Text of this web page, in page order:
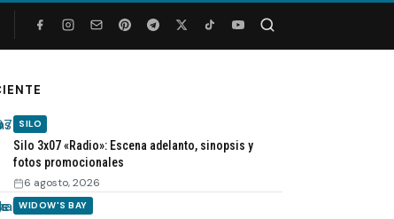
SILO
Silo 3x07 «Radio»: Escena adelanto, sinopsis y
fotos promocionales
6 agosto, 2026
WIDOW'S BAY